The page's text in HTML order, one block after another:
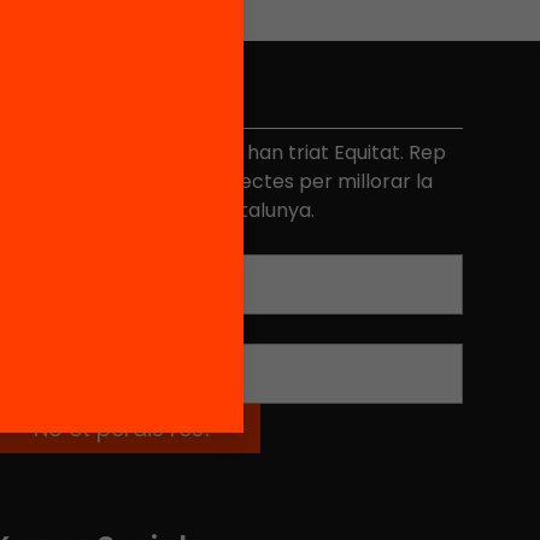
Més de 40.000 persones ja han triat Equitat. Rep
iniciatives, propostes i projectes per millorar la
qualitat de l'educació a Catalunya.